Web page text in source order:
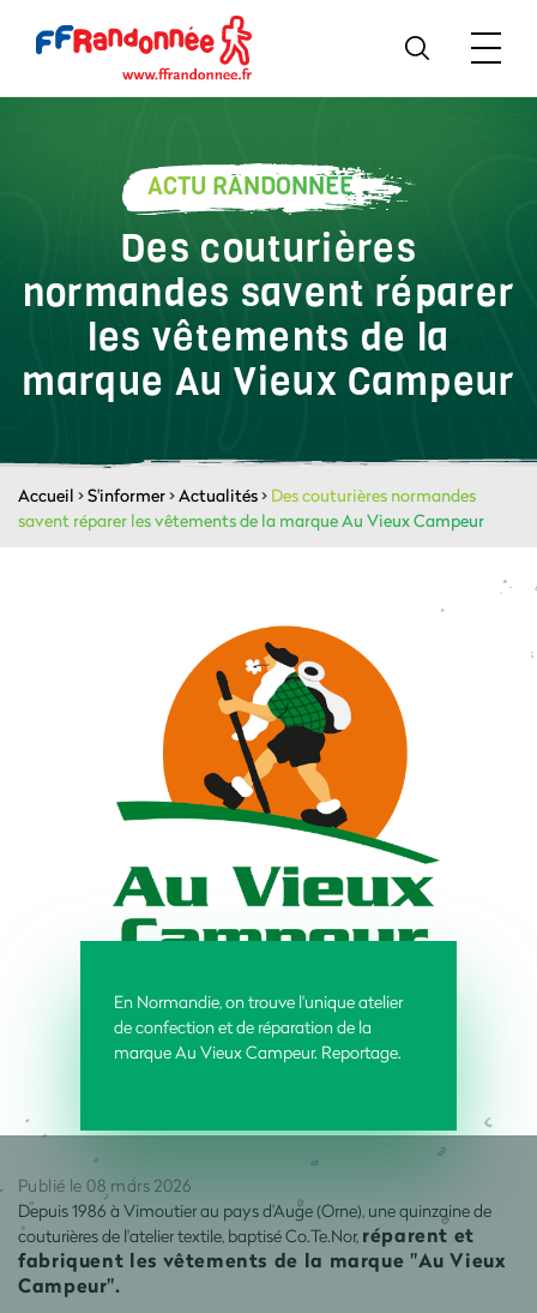
ACTU RANDONNÉE
Des couturières
normandes savent réparer
les vêtements de la
marque Au Vieux Campeur
Accueil >S'informer>Actualités> Des couturières normandes
savent réparer les vêtements de la marque Au Vieux Campeur
En Normandie, on trouve l'unique atelier
de confection et de réparation de la
marque Au Vieux Campeur. Reportage.
Publié le 08 mars 2026
Depuis 1986 à Vimoutier au pays d’Auge (Orne), une quinzaine de
couturières de l'atelier textile, baptisé Co.Te.Nor, réparent et
fabriquent les vêtements de la marque "Au Vieux
Campeur".